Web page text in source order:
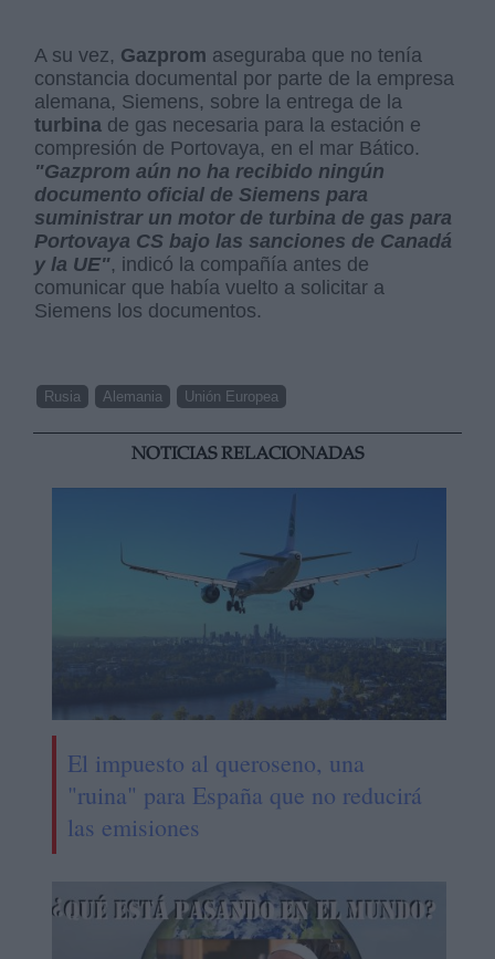
A su vez, Gazprom aseguraba que no tenía
constancia documental por parte de la empresa
alemana, Siemens, sobre la entrega de la
turbina de gas necesaria para la estación e
compresión de Portovaya, en el mar Bático.
"Gazprom aún no ha recibido ningún
documento oficial de Siemens para
suministrar un motor de turbina de gas para
Portovaya CS bajo las sanciones de Canadá
y la UE", indicó la compañía antes de
comunicar que había vuelto a solicitar a
Siemens los documentos.
Rusia Alemania Unión Europea
NOTICIAS RELACIONADAS
El impuesto al queroseno, una
"ruina" para España que no reducirá
las emisiones